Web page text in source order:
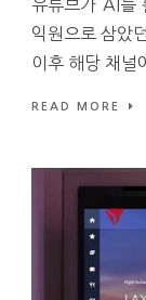
유튜브가 AI를
익원으로 삼았
이후 해당 채널
READ MORE